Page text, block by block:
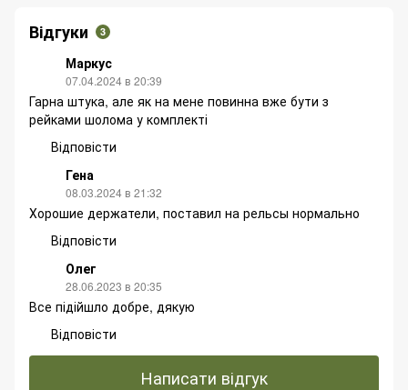
Відгуки 3
Маркус
07.04.2024 в 20:39
Гарна штука, але як на мене повинна вже бути з
рейками шолома у комплекті
Відповісти
Гена
08.03.2024 в 21:32
Хорошие держатели, поставил на рельсы нормально
Відповісти
Олег
28.06.2023 в 20:35
Все підійшло добре, дякую
Відповісти
Написати відгук